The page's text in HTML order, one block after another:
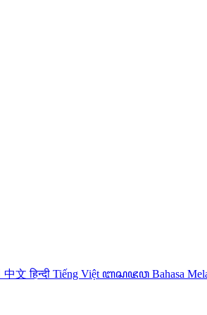
中文हिन्दी Tiếng Việt ꦧꦱꦗꦮ Bahasa